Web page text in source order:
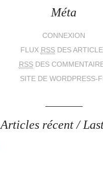
Méta
CONNEXION
FLUX RSSDES
RSSDES
SITE DE WORDPRESS-
Articles récent /